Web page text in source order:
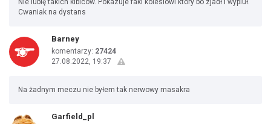
Nie lubię takich kibiców. Pokazuje faki kolesiowi który bo zjadł i wypluł.
Cwaniak na dystans
Barney
komentarzy: 27424
27.08.2022, 19:37
Na żadnym meczu nie byłem tak nerwowy masakra
Garfield_pl